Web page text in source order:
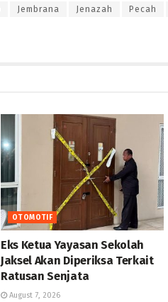
Jembrana Jenazah Pecah
OTOMOTIF
Eks Ketua Yayasan Sekolah
Jaksel Akan Diperiksa Terkait
Ratusan Senjata
August 7, 2026